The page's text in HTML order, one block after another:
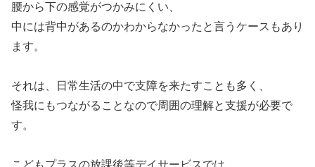
腰から下の感覚がつかみにくい、
中には背中があるのかわからなかったと言うケースもあり
ます。
それは、日常生活の中で支障を来たすことも多く、
怪我にもつながることなので周囲の理解と支援が必要で
す。